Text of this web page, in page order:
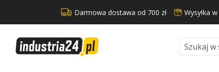
Darmowa dostawa od 700 zł Wysyłka
Search